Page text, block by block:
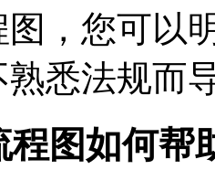
图，您可以
熟悉法规而
程图如何帮